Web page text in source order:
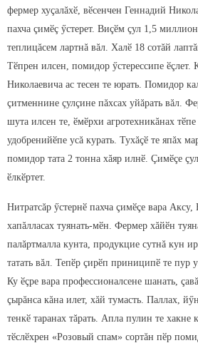
фермер хуçалăхӗ, вӗсенчен Геннадий
пахча çимӗç ӳстерет. Виçӗм çул 1,5
теплицăсем лартнă вăл. Халӗ 18 сотăй
Тӗпрен илсен, помидор ӳстерессипе ӗçлет.
Николаевича ас тесен те юрать. Помидор
çитменнине çулçине пăхсах уйăрать вăл.
шута илсен те, ӗмӗрхи агротехникăнах
удобренийӗпе усă курать. Тухăçӗ те япăх
помидор тата 2 тонна хăяр илнӗ. Çимӗçе
ӗлкӗртет.
Нитратсăр ӳстернӗ пахча çимӗçе вара Аксу,
хапăлласах туянать-мӗн. Фермер хăйӗн
палăртмалла кунта, продукцие сутнă кун
татать вăл. Тепӗр çирӗп приниципӗ те пур
Ку ӗçре вара профессионалсене шанать,
çырăнса кăна илет, хăй тумасть. Паллах,
тенкӗ таранах тăрать. Апла пулин те хакне
тӗслӗхрен «Розовый спам» сортăн пӗр